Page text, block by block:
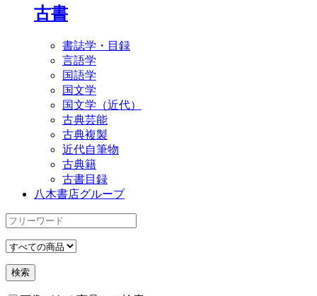
古書
書誌学・目録
言語学
国語学
国文学
国文学（近代）
古典芸能
古典複製
近代自筆物
古典籍
古書目録
八木書店グループ